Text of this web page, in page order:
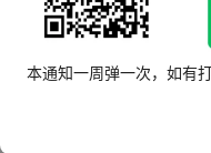
这个人很
本通知一周弹一次，如有